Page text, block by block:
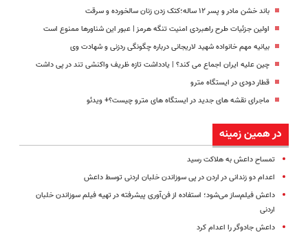
باند خشن مادر و پسر ۱۲ ساله؛‌کتک زدن زنان‌ سالخورده و سرقت
اولین جزئیات طرح راهبردی امنیت تنگه هرمز | عبور این شناورها ممنوع است
بیانیه مهم خانواده شهید لاریجانی درباره چگونگی ردزنی و شهادت وی
چین علیه ایران اجماع می کند؟ | یادداشت تازه ظریف واکنشی تند در پی داشت
قطار دودی در ایستگاه مترو
ماجرای نقشه های جدید در ایستگاه های مترو چیست؟+ ویدئو
در همین زمینه
تمساح داعش به هلاکت رسید
اعدام دو زندانی در اردن در پی سوزاندن خلبان اردنی توسط داعش
داعش فیلم‌ساز می‌شود؛ استفاده از فن‌آوری پیشرفته‌ در تهیه فیلم سوزاندن خلبان
اردنی
داعش جادوگر را اعدام کرد